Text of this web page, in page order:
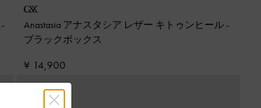
-
Anastasia アナスタシア レザー キトゥンヒール -
ブラックボックス
¥ 14,900